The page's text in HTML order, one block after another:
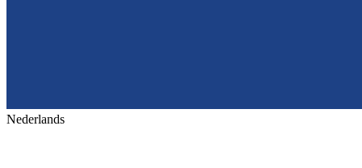
Nederlands